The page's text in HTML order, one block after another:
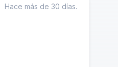
Hace más de 30 días.